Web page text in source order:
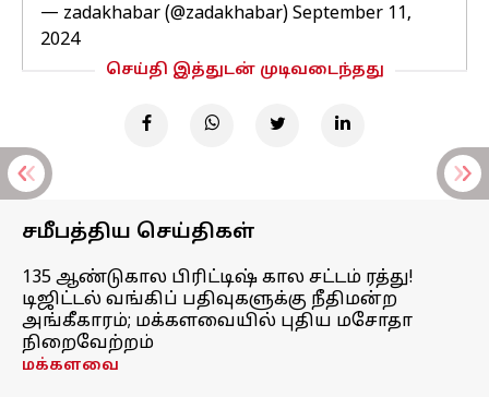
— zadakhabar (@zadakhabar) September 11,
2024
செய்தி இத்துடன் முடிவடைந்தது
சமீபத்திய செய்திகள்
135 ஆண்டுகால பிரிட்டிஷ் கால சட்டம் ரத்து!
டிஜிட்டல் வங்கிப் பதிவுகளுக்கு நீதிமன்ற
அங்கீகாரம்; மக்களவையில் புதிய மசோதா
நிறைவேற்றம்
மக்களவை